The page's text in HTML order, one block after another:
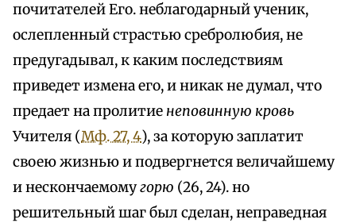
почитателей Его. неблагодарный ученик,
ослепленный страстью сребролюбия, не
предугадывал, к каким последствиям
приведет измена его, и никак не думал, что
предает на пролитие неповинную кровь
Учителя (Мф. 27, 4), за которую заплатит
своею жизнью и подвергнется величайшему
и нескончаемомугорю (26, 24). но
решительный шаг был сделан, неправедная